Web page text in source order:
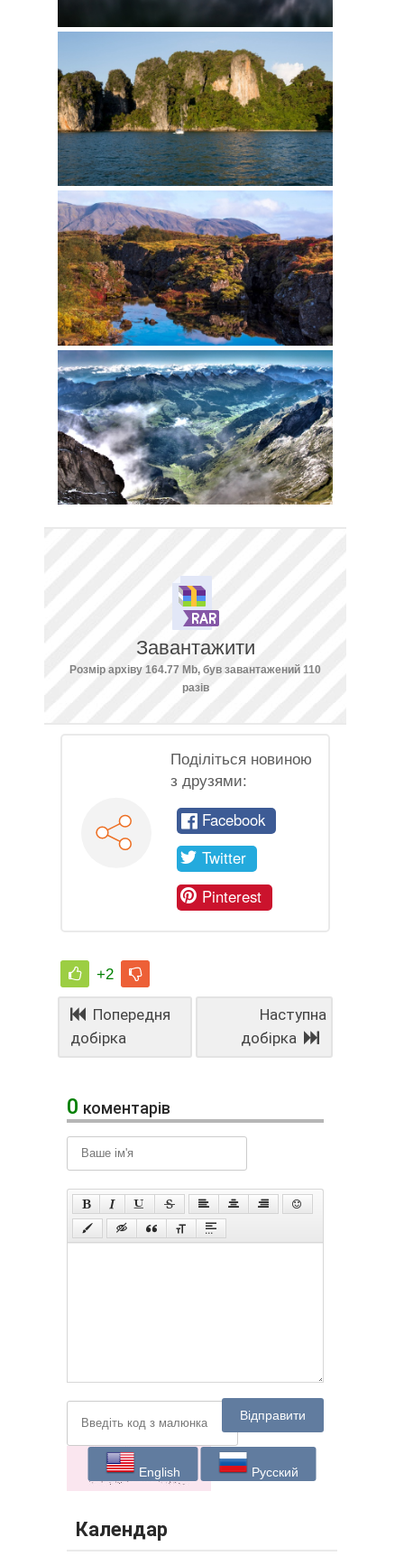
Завантажити
Розмір архіву 164.77 Mb, був завантажений 110
разів
Поділіться новиною
з друзями:
Facebook
Twitter
Pinterest
+2
Попередня
добірка
Наступна
добірка
0 коментарів
Відправити
English Русский
Календар